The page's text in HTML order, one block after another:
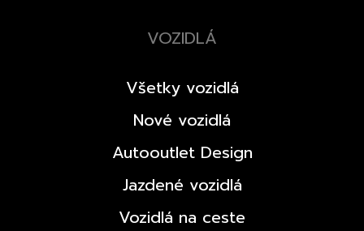
VOZIDLÁ
Všetky vozidlá
Nové vozidlá
Autooutlet Design
Jazdené vozidlá
Vozidlá na ceste